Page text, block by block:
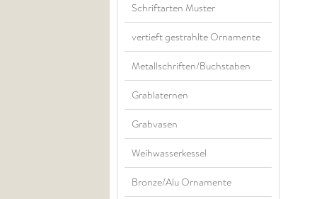
Schriftarten Muster
vertieft gestrahlte Ornamente
Metallschriften/Buchstaben
Grablaternen
Grabvasen
Weihwasserkessel
Bronze/Alu Ornamente